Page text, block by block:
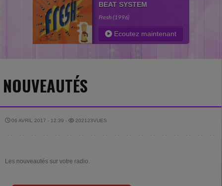
BEAT SYSTEM
Fresh (1996)
Ecoutez maintenant
NOUVEAUTÉS
06 AVRIL 2017 - 12:39 - 202123VUES
Les nouveautés sur votre radio.